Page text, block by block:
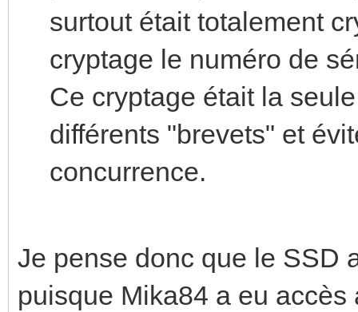
surtout était totalement
cryptage le numéro de
Ce cryptage était la
différents "brevets" et
concurrence.
Je pense donc que le SSD
puisque Mika84 a eu